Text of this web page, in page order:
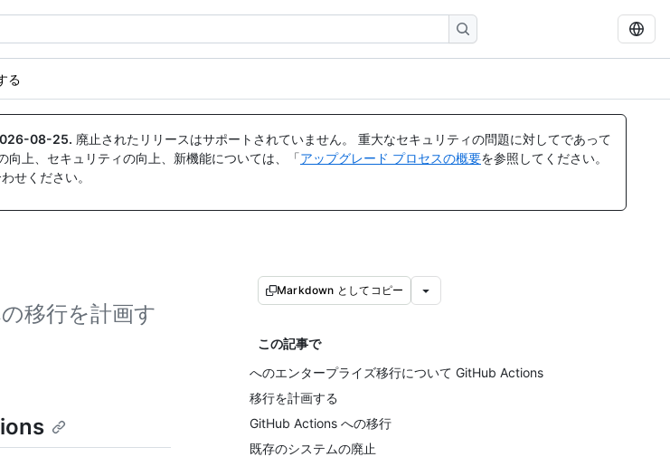
る
08-25. 廃止されたリリースはサポートされていません。 重大なセキュリティの問題に対してであって
上、セキュリティの向上、新機能については、「アップグレード プロセスの概要を参照してください。
せください。
移行を計画す
Markdown としてコピー
この記事で
へのエンタープライズ移行について GitHub Actions
移行を計画する
GitHub Actions への移行
既存のシステムの廃止